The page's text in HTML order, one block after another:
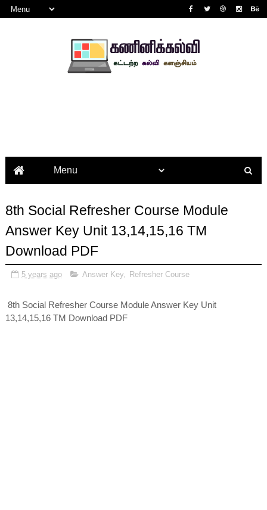
8th Social Refresher Course Module
Answer Key Unit 13,14,15,16 TM
Download PDF
5 years ago Answer Key, Refresher Course
8th Social Refresher Course Module Answer Key Unit
13,14,15,16 TM Download PDF